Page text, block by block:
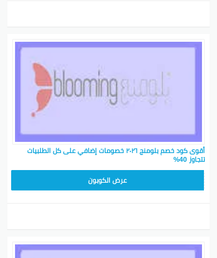
أقوى كود خصم بلومنج ٢٠٢٦ خصومات إضافي على كل الطلبيات
تتجاوز 40%
عرض الكوبون